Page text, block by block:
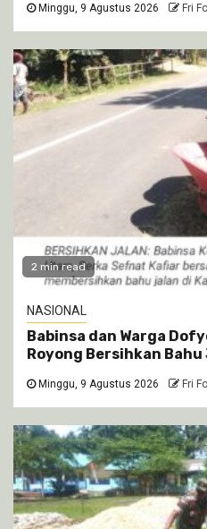
Minggu, 9 Agustus 2026 Fri
2 min read
NASIONAL
Babinsa dan Warga
Royong Bersihkan Bahu
Minggu, 9 Agustus 2026 Fri